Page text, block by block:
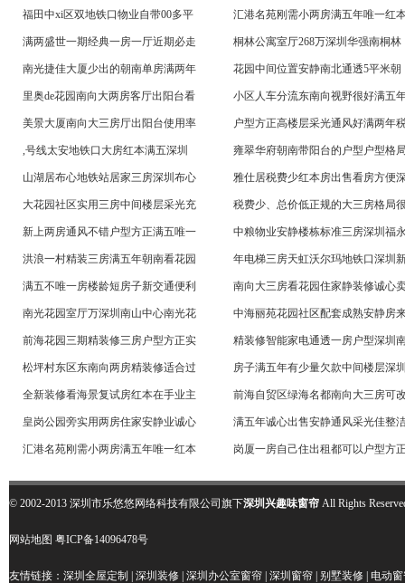
福田中xi区双地铁口物业自带00多平 汇港名苑刚需小两房满五年唯一红
满两盛世一期经典一房一厅近期必走 桐林公寓室厅268万深圳华强南桐林
南光捷佳大厦少出的朝南单房满两年 花园中间位置安静南北通透5平米朝
里奥de花园南向大两房客厅出阳台看 小区人车分流东南向视野很好满五
美景大厦南向大三房厅出阳台使用率 户型方正高楼层采光通风好满两年
,号线太安地铁口大房红本满五深圳 雍翠华府朝南带阳台的户型户型格
山湖居布心地铁站居家三房深圳布心 雅仕居税费少红本房出售看房方便
大花园社区实用三房中间楼层采光充 税费少、总价低正规的大三房格局
新上两房通风不错户型方正满五唯一 中粮物业安静楼栋标准三房深圳福
洪浪一村精装三房满五年朝南看花园 年电梯三房天虹沃尔玛地铁口深圳
满五不唯一房楼龄短房子新交通便利 南向大三房看花园住家静装修诚心
南光花园室厅万深圳南山中心南光花 中海丽苑花园社区配套成熟安静房
前海花园三期精装修三房户型方正实 精装修智能家电通透一房户型深圳
松坪村东区东南向两房精装修适合过 房子满五年有少量欠款中间楼层深
全新装修看海景复试房红本在手业主 前海自贸区绿海名都南向大三房可
皇岗公园旁实用两房住家安静业诚心 满五年诚心出售安静通风采光佳整
汇港名苑刚需小两房满五年唯一红本 岗厦一房自己住出租都可以户型方
© 2002-2013 深圳市乐悠悠网络科技有限公司旗下深圳兴趣味窗帘 All Rights
网站地图 粤ICP备14096478号
友情链接： 深圳全屋定制 深圳装修 深圳办公室窗帘 深圳窗帘 别墅装修 电动